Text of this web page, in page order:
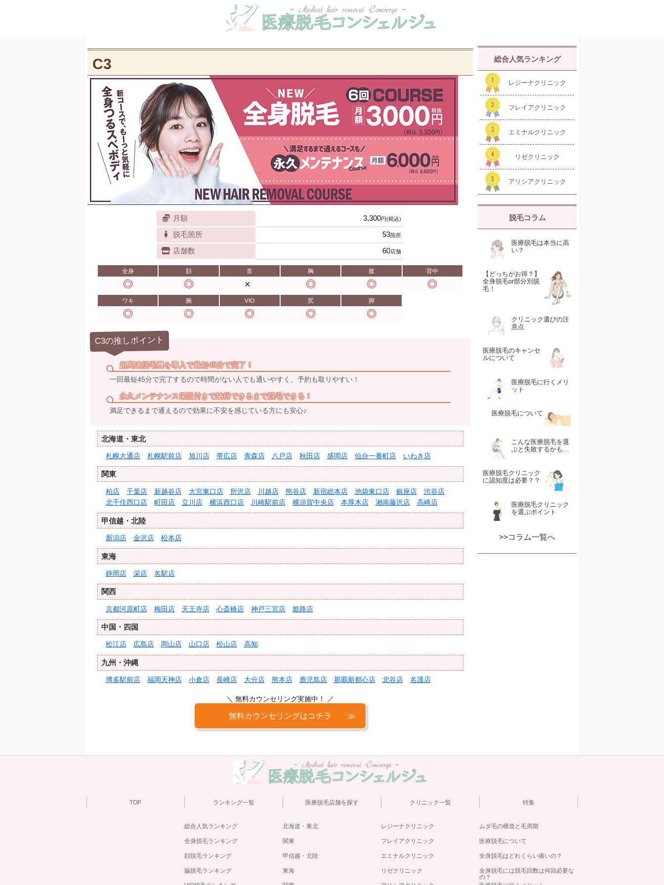
C3
月額 3,300円(税込)
脱毛箇所 53箇所
店舗数 60店舗
全身 顔 首 胸 腹 背中
ワキ 腕 VIO 尻 脚
C3の推しポイント
超高速脱毛機を導入で最短45分で完了！
一回最短45分で完了するので時間がない人でも通いやすく、予約も取りやすい！
永久メンテナンス保証付きで納得できるまで脱毛できる！
満足できるまで通えるので効果に不安を感じている方にも安心♪
北海道・東北
札幌大通店 札幌駅前店 旭川店 帯広店 青森店 八戸店 秋田店 盛岡店 仙台一番町店 いわき店
関東
柏店 千葉店 新越谷店 大宮東口店 所沢店 川越店 熊谷店 新宿総本店 池袋東口店 銀座店
渋谷店
北千住西口店
町田店 立川店 横浜西口店 川崎駅前店 横須賀中央店 本厚木店 湘南藤沢店 高崎店
甲信越・北陸
新潟店 金沢店 松本店
東海
静岡店 栄店 名駅店
関西
京都河原町店 梅田店 天王寺店 心斎橋店 神戸三宮店 姫路店
中国・四国
松江店 広島店 岡山店 山口店 松山店 高知
九州・沖縄
博多駅前店 福岡天神店 小倉店 長崎店 大分店 熊本店 鹿児島店 那覇新都心店 北谷店 名護店
＼ 無料カウンセリング実施中！ ／
無料カウンセリングはコチラ
総合人気ランキング
レジーナクリニック
フレイアクリニック
エミナルクリニック
リゼクリニック
アリシアクリニック
脱毛コラム
医療脱毛は本当に高
い？
【どっちがお得？】
全身脱毛or部分別脱
毛！
クリニック選びの注
意点
医療脱毛のキャンセ
ルについて
医療脱毛に行くメリ
ット
医療脱毛について
こんな医療脱毛を選
ぶと失敗するかも…
医療脱毛クリニック
に認知度は必要？？
医療脱毛クリニック
を選ぶポイント
>>コラム一覧へ
TOP ランキング一覧 医療脱毛店舗を探す クリニック一覧 特集
総合人気ランキング 北海道・東北 レジーナクリニック ムダ毛の構造と毛周期
全身脱毛ランキング 関東 フレイアクリニック 医療脱毛について
顔脱毛ランキング 甲信越・北陸 エミナルクリニック 全身脱毛はどれくらい痛いの？
脇脱毛ランキング 東海 リゼクリニック
全身脱毛には脱毛回数は何回必要な
の？